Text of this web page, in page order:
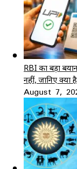
RBI का बड़ा
नहीं, जानिए क्या
August 7,